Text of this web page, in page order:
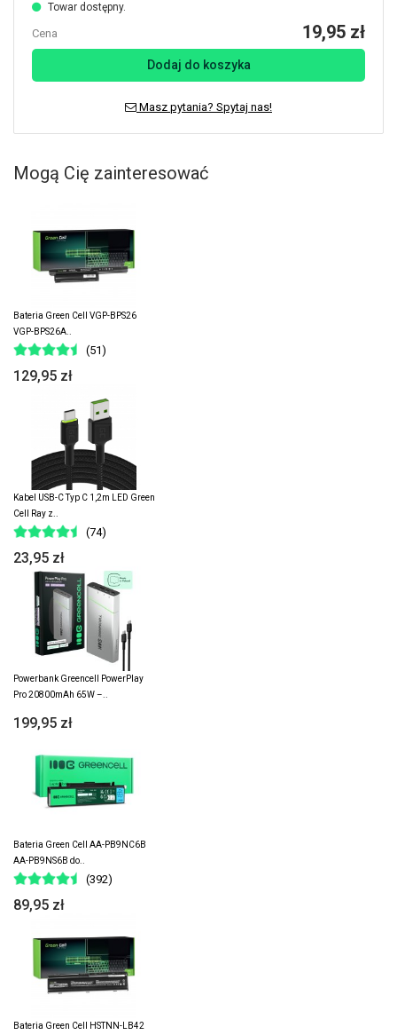
Towar dostępny.
Cena 19,95 zł
Dodaj do koszyka
Masz pytania? Spytaj nas!
Mogą Cię zainteresować
Bateria Green Cell VGP-BPS26
VGP-BPS26A..
(51)
129,95 zł
Kabel USB-C Typ C 1,2m LED Green
Cell Ray z..
(74)
23,95 zł
Powerbank Greencell PowerPlay
Pro 20800mAh 65W –..
199,95 zł
Bateria Green Cell AA-PB9NC6B
AA-PB9NS6B do..
(392)
89,95 zł
Bateria Green Cell HSTNN-LB42